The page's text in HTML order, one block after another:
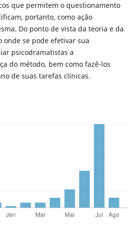
que permitem o questionamento
portanto, como ação
Do ponto de vista da teoria e da
onde se pode efetivar sua
psicodramatistas a
do método, bem como fazê-los
de suas tarefas clínicas.